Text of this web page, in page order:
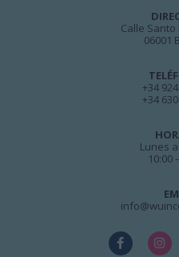
Calle Santo
06001
+34
+34
Lunes
10:00